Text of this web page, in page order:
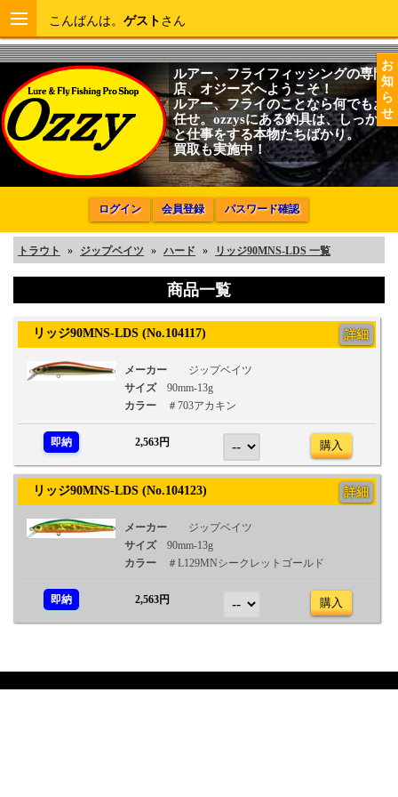
お
知
ら
せ
こんばんは。 ゲスト さん
ルアー、フライフィッシングの専門
店、オジーズへようこそ！
ルアー、フライのことなら何でもお
任せ。ozzysにある釣具は、しっかり
と仕事をする本物たちばかり。
買取も実施中！
ログイン 会員登録 パスワード確認
トラウト » ジップベイツ » ハード » リッジ90MNS-LDS 一覧
商品一覧
リッジ90MNS-LDS (No.104117) 詳細
メーカー
ジップベイツ
サイズ
90mm-13g
カラー
＃703アカキン
即納 2,563円 購入
リッジ90MNS-LDS (No.104123) 詳細
メーカー
ジップベイツ
サイズ
90mm-13g
カラー
＃L129MNシークレットゴールド
即納 2,563円 購入